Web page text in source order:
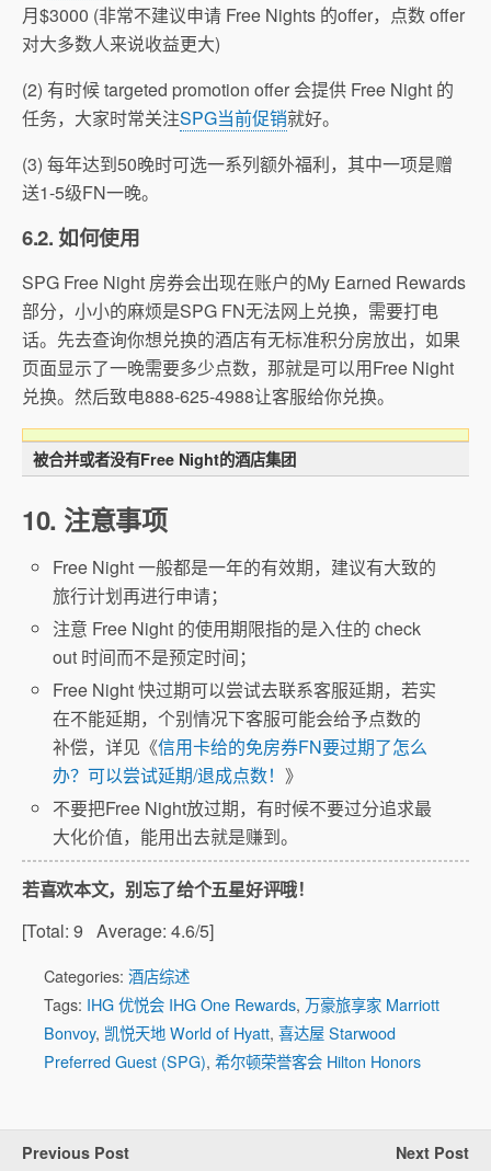
月$3000 (非常不建议申请 Free Nights 的offer，点数 offer
对大多数人来说收益更大)
(2) 有时候 targeted promotion offer 会提供 Free Night 的
任务，大家时常关注SPG当前促销就好。
(3) 每年达到50晚时可选一系列额外福利，其中一项是赠
送1-5级FN一晚。
6.2. 如何使用
SPG Free Night 房券会出现在账户的My Earned Rewards
部分，小小的麻烦是SPG FN无法网上兑换，需要打电
话。先去查询你想兑换的酒店有无标准积分房放出，如果
页面显示了一晚需要多少点数，那就是可以用Free Night
兑换。然后致电888-625-4988让客服给你兑换。
被合并或者没有Free Night的酒店集团
3. Marriott 3.2 如何使
Fairmont （Chase Fairmont信用
卡已绝版）
10. 注意事项
Free Night 一般都是一年的有效期，建议有大致的
旅行计划再进行申请；
注意 Free Night 的使用期限指的是入住的 check
out 时间而不是预定时间；
Free Night 快过期可以尝试去联系客服延期，若实
在不能延期，个别情况下客服可能会给予点数的
补偿，详见《信用卡给的免房券FN要过期了怎么
办？可以尝试延期/退成点数！》
不要把Free Night放过期，有时候不要过分追求最
大化价值，能用出去就是赚到。
若喜欢本文，别忘了给个五星好评哦！
[Total: 9 Average: 4.6/5]
Categories: 酒店综述
Tags: IHG 优悦会 IHG One Rewards, 万豪旅享家 Marriott
Bonvoy, 凯悦天地 World of Hyatt, 喜达屋 Starwood
Preferred Guest (SPG), 希尔顿荣誉客会 Hilton Honors
Previous Post Next Post